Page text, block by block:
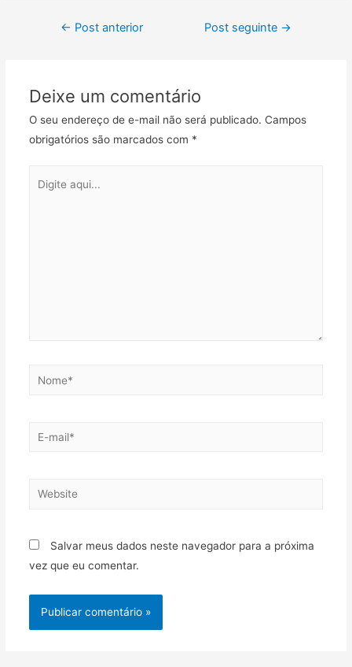
← Post anterior Post seguinte →
Deixe um comentário
O seu endereço de e-mail não será publicado. Campos
obrigatórios são marcados com *
Salvar meus dados neste navegador para a próxima
vez que eu comentar.